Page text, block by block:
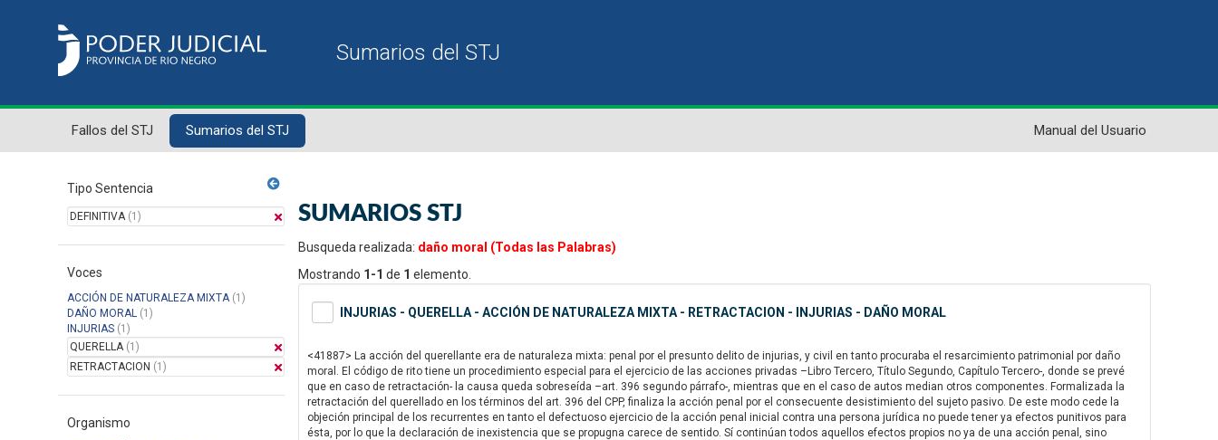
Fallos del STJ Sumarios del STJ Manual del Usuario
Tipo Sentencia
DEFINITIVA(1)
Voces
ACCIÓN DE NATURALEZA MIXTA(1)
DAÑO MORAL (1)
INJURIAS (1)
QUERELLA(1)
RETRACTACION (1)
Organismo
SUMARIOS STJ
Busqueda realizada: daño moral (Todas las Palabras)
Mostrando 1-1 de 1 elemento.
INJURIAS - QUERELLA - ACCIÓN DE NATURALEZA MIXTA - RETRACTACION - INJURIAS - DAÑO MORAL
<41887> La acción del querellante era de naturaleza mixta: penal por el presunto delito de injurias, y civil en tanto procuraba el resarcimiento patrimonial por daño
moral. El código de rito tiene un procedimiento especial para el ejercicio de las acciones privadas –Libro Tercero, Título Segundo, Capítulo Tercero-, donde se prevé
que en caso de retractación- la causa queda sobreseída –art. 396 segundo párrafo-, mientras que en el caso de autos median otros componentes. Formalizada la
retractación del querellado en los términos del art. 396 del CPP, finaliza la acción penal por el consecuente desistimiento del sujeto pasivo. De este modo cede la
objeción principal de los recurrentes en tanto el defectuoso ejercicio de la acción penal inicial contra una persona jurídica no puede tener ya efectos punitivos para
ésta, por lo que la declaración de inexistencia que se propugna carece de sentido. Sí continúan todos aquellos efectos propios no ya de una acción penal, sino